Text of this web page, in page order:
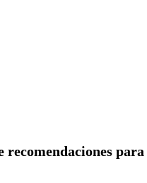
recomendaciones para